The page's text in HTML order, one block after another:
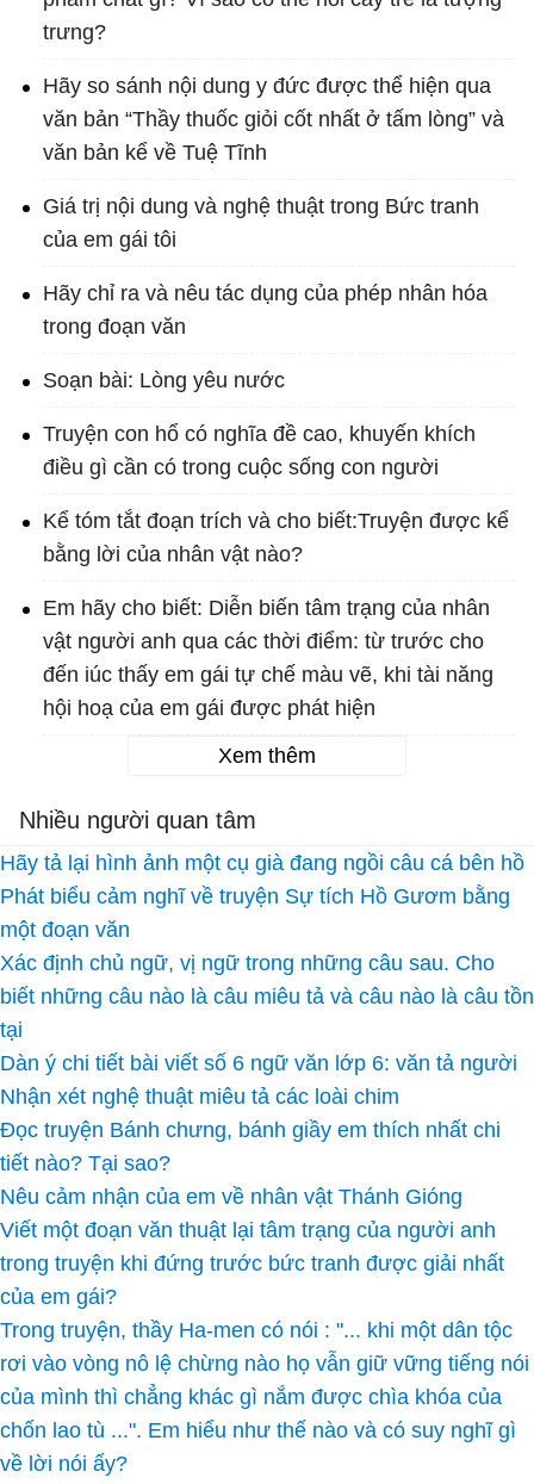
trưng?
Hãy so sánh nội dung y đức được thể hiện qua
văn bản “Thầy thuốc giỏi cốt nhất ở tấm lòng” và
văn bản kể về Tuệ Tĩnh
Giá trị nội dung và nghệ thuật trong Bức tranh
của em gái tôi
Hãy chỉ ra và nêu tác dụng của phép nhân hóa
trong đoạn văn
Soạn bài: Lòng yêu nước
Truyện con hổ có nghĩa đề cao, khuyến khích
điều gì cần có trong cuộc sống con người
Kể tóm tắt đoạn trích và cho biết:Truyện được kể
bằng lời của nhân vật nào?
Em hãy cho biết: Diễn biến tâm trạng của nhân
vật người anh qua các thời điểm: từ trước cho
đến iúc thấy em gái tự chế màu vẽ, khi tài năng
hội hoạ của em gái được phát hiện
Xem thêm
Nhiều người quan tâm
Hãy tả lại hình ảnh một cụ già đang ngồi câu cá bên hồ
Phát biểu cảm nghĩ về truyện Sự tích Hồ Gươm bằng
một đoạn văn
Xác định chủ ngữ, vị ngữ trong những câu sau. Cho
biết những câu nào là câu miêu tả và câu nào là câu tồn
tại
Dàn ý chi tiết bài viết số 6 ngữ văn lớp 6: văn tả người
Nhận xét nghệ thuật miêu tả các loài chim
Đọc truyện Bánh chưng, bánh giầy em thích nhất chi
tiết nào? Tại sao?
Nêu cảm nhận của em về nhân vật Thánh Gióng
Viết một đoạn văn thuật lại tâm trạng của người anh
trong truyện khi đứng trước bức tranh được giải nhất
của em gái?
Trong truyện, thầy Ha-men có nói : "... khi một dân tộc
rơi vào vòng nô lệ chừng nào họ vẫn giữ vững tiếng nói
của mình thì chẳng khác gì nắm được chìa khóa của
chốn lao tù ...". Em hiểu như thế nào và có suy nghĩ gì
về lời nói ấy?